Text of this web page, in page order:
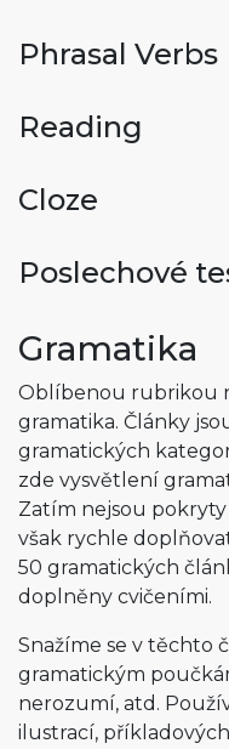
Phrasal Verbs
Reading
Cloze
Poslechové
Gramatika
Oblíbenou rubrikou
gramatika. Články
gramatických
zde vysvětlení
Zatím nejsou
však rychle
50 gramatických
doplněny cvičeními.
Snažíme se v těchto
gramatickým
nerozumí, atd.
ilustrací,